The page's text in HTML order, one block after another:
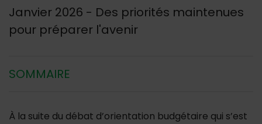
Janvier 2026 - Des priorités maintenues
pour préparer l'avenir
SOMMAIRE
À la suite du débat d’orientation budgétaire qui s’est